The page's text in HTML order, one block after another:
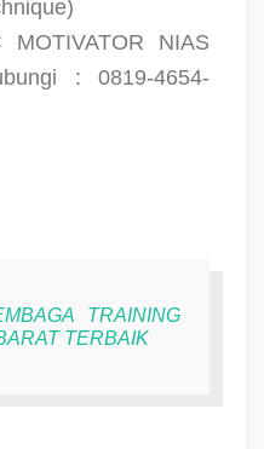
NIAS
: 0819-4654-
TRAINING
TERBAIK